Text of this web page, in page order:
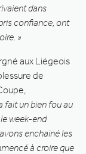
dans
confiance, ont
»
aux Liégeois
de
fait un bien fou au
week-end
enchainé les
à croire que